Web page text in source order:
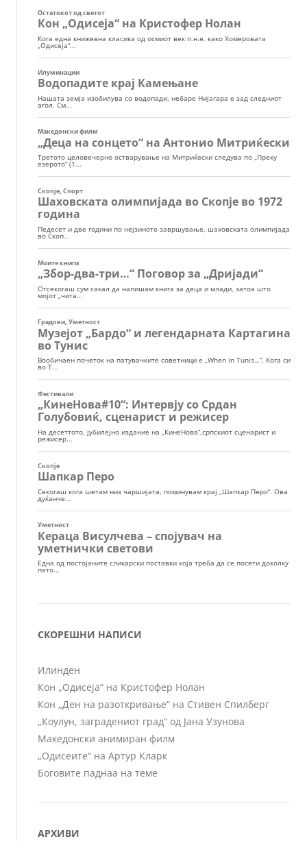
СКОРЕШНИ НАПИСИ
Илинден
Кон „Одисеја“ на Кристофер Нолан
Кон „Ден на разоткривање“ на Стивен Спилберг
„Коулун, заградениот град“ од Јана Узунова
Македонски анимиран филм
„Одисеите“ на Артур Кларк
Боговите паднаа на теме
АРХИВИ